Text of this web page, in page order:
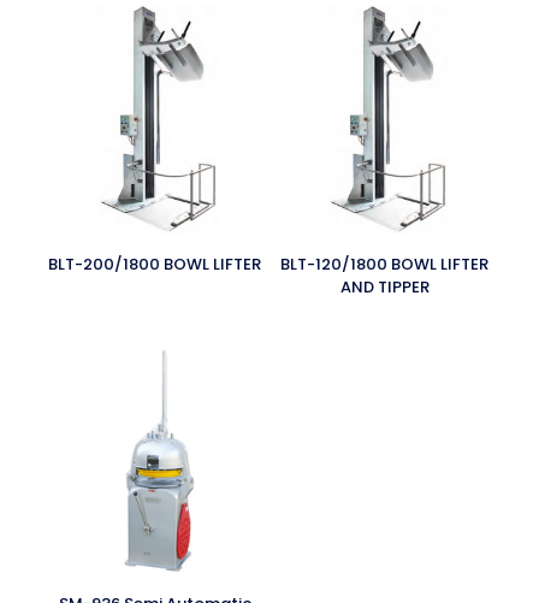
BLT-200/1800 BOWL LIFTER
BLT-120/1800 BOWL LIFTER
AND TIPPER